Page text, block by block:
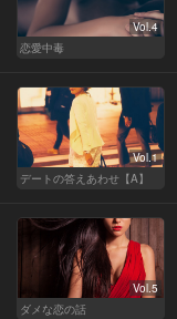
Vol.4
恋愛中毒
Vol.1
デートの答えあわせ【A】
Vol.5
ダメな恋の話